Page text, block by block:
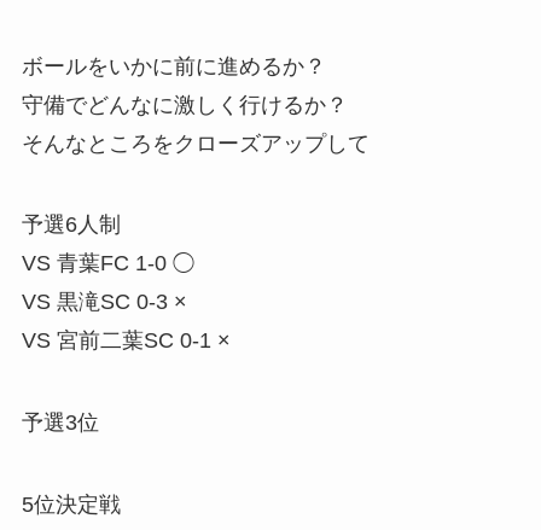
ボールをいかに前に進めるか？
守備でどんなに激しく行けるか？
そんなところをクローズアップして
予選6人制
VS 青葉FC 1-0 ◯
VS 黒滝SC 0-3 ×
VS 宮前二葉SC 0-1 ×
予選3位
5位決定戦